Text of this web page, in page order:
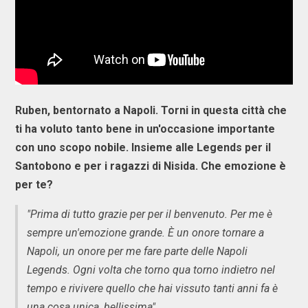
Ruben, bentornato a Napoli. Torni in questa città che
ti ha voluto tanto bene in un'occasione importante
con uno scopo nobile. Insieme alle Legends per il
Santobono e per i ragazzi di Nisida. Che emozione è
per te?
"Prima di tutto grazie per per il benvenuto. Per me è
sempre un'emozione grande. È un onore tornare a
Napoli, un onore per me fare parte delle Napoli
Legends. Ogni volta che torno qua torno indietro nel
tempo e rivivere quello che hai vissuto tanti anni fa è